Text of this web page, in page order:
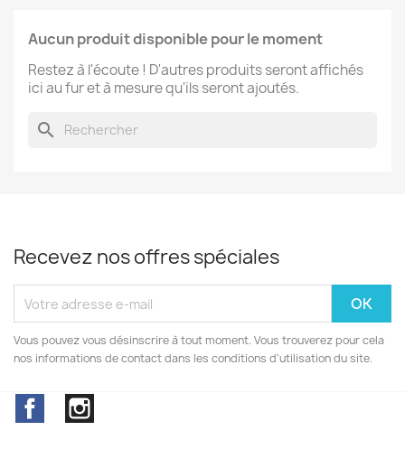
Aucun produit disponible pour le moment
Restez à l'écoute ! D'autres produits seront affichés
ici au fur et à mesure qu'ils seront ajoutés.
search
Recevez nos offres spéciales
Vous pouvez vous désinscrire à tout moment. Vous trouverez pour cela
nos informations de contact dans les conditions d'utilisation du site.
Facebook